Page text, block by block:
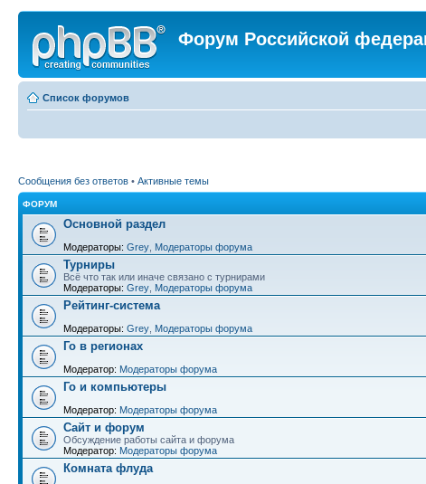
Форум Российской
Список форумов
Сообщения без ответов • Активные темы
ФОРУМ
Основной раздел
Модераторы: Grey Модераторы форума
Турниры
Всё что так или иначе связано с турнирами
Модераторы: Grey Модераторы форума
Рейтинг-система
Модераторы: Grey Модераторы форума
Го в регионах
Модератор: Модераторы форума
Го и компьютеры
Модератор: Модераторы форума
Сайт и форум
Обсуждение работы сайта и форума
Модератор: Модераторы форума
Комната флуда